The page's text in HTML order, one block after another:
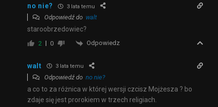
no nie? 3 lata temu
Odpowiedź do walt
staroobrzedowiec?
2 0 Odpowiedz
walt 3 lata temu
Odpowiedź do no nie?
a co to za różnica w której wersji czcisz Mojżesza ? bo
zdaje się jest prorokiem w trzech religiach.